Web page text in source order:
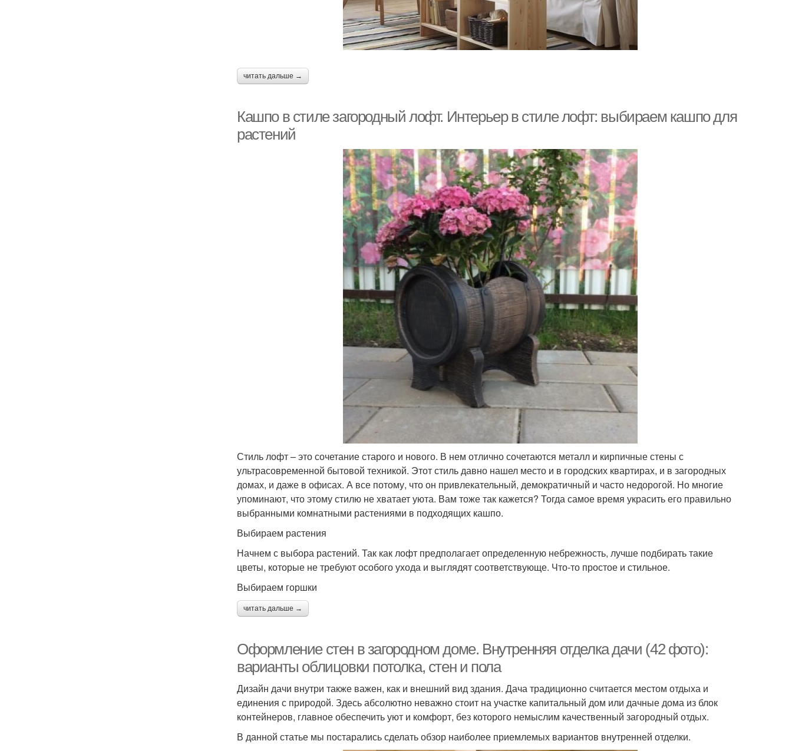
Стили в дизайне Дом в стиле
Ампир в интерьере
читать дальше →
Кашпо в стиле загородный лофт. Интерьер в стиле лофт: выбираем кашпо для
растений
Стиль лофт – это сочетание старого и нового. В нем отлично сочетаются металл и кирпичные стены с
ультрасовременной бытовой техникой. Этот стиль давно нашел место и в городских квартирах, и в загородных
домах, и даже в офисах. А все потому, что он привлекательный, демократичный и часто недорогой. Но многие
упоминают, что этому стилю не хватает уюта. Вам тоже так кажется? Тогда самое время украсить его правильно
выбранными комнатными растениями в подходящих кашпо.
Выбираем растения
Начнем с выбора растений. Так как лофт предполагает определенную небрежность, лучше подбирать такие
цветы, которые не требуют особого ухода и выглядят соответствующе. Что-то простое и стильное.
Выбираем горшки
читать дальше →
Оформление стен в загородном доме. Внутренняя отделка дачи (42 фото):
варианты облицовки потолка, стен и пола
Дизайн дачи внутри также важен, как и внешний вид здания. Дача традиционно считается местом отдыха и
единения с природой. Здесь абсолютно неважно стоит на участке капитальный дом или дачные дома из блок
контейнеров, главное обеспечить уют и комфорт, без которого немыслим качественный загородный отдых.
В данной статье мы постарались сделать обзор наиболее приемлемых вариантов внутренней отделки.